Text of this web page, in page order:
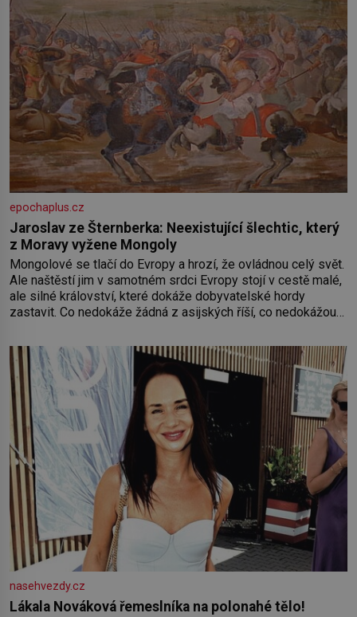
epochaplus.cz
Jaroslav ze Šternberka: Neexistující šlechtic, který
z Moravy vyžene Mongoly
Mongolové se tlačí do Evropy a hrozí, že ovládnou celý svět.
Ale naštěstí jim v samotném srdci Evropy stojí v cestě malé,
ale silné království, které dokáže dobyvatelské hordy
zastavit. Co nedokáže žádná z asijských říší, co nedokážou
od roku 1223 postupují podél Kaspického a Azovského
moře,
nasehvezdy.cz
Lákala Nováková řemeslníka na polonahé tělo!